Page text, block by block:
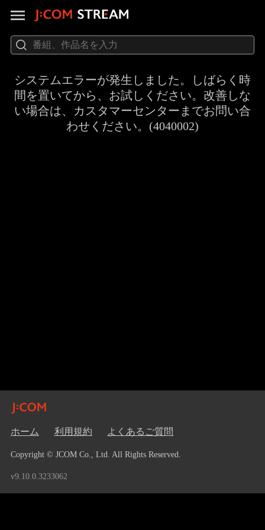
システムエラーが発生しました。しばらく時
間を置いてから、お試しください。改善しな
い場合は、カスタマーセンターまでお問い合
わせください。(4040002)
ホーム 利用規約 よくあるご質問
Copyright © JCOM Co., Ltd. All Rights Reserved.
v9.10.0.3233062